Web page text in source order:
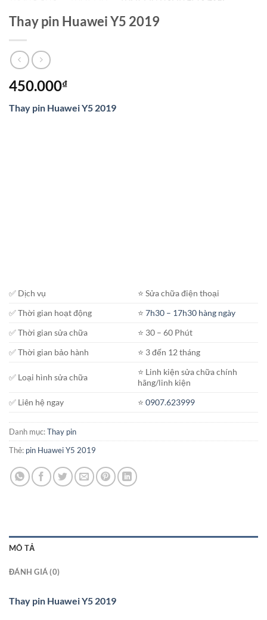
Thay pin Huawei Y5 2019
450.000₫
Thay pin Huawei Y5 2019
✅ Dịch vụ
⭐️ Sửa chữa điện thoại
✅ Thời gian hoạt động
⭐️7h30 – 17h30 hàng ngày
✅ Thời gian sửa chữa
⭐️ 30 – 60 Phút
✅ Thời gian bảo hành
⭐️ 3 đến 12 tháng
✅ Loại hình sửa chữa
⭐️ Linh kiện sửa chữa chính
hãng/linh kiện
✅ Liên hệ ngay
⭐️0907.623999
Danh mục:Thay pin
Thẻ: pin Huawei Y5 2019
MÔ TẢ
ĐÁNH GIÁ (0)
Thay pin Huawei Y5 2019